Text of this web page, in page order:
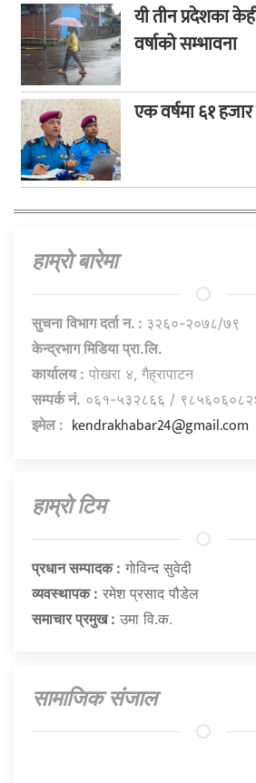
यी तीन प्रदेशका
वर्षाको सम्भावना
एक वर्षमा ६१
हाम्राे बारेमा
सुचना विभाग दर्ता न. : ३२६०-२०७८/७९
केन्द्रभाग मिडिया प्रा.लि.
कार्यालय : पोखरा ४, गैह्रापाटन
सम्पर्क नं. ०६१-५३२८६६ /
इमेल : kendrakhabar24@gmail.com
हाम्राे टिम
प्रधान सम्पादक : गाेविन्द सुवेदी
व्यवस्थापक : रमेश प्रसाद पौडेल
समाचार प्रमुख : उमा वि.क.
सामाजिक संजाल